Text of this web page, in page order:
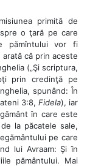
primită de
o ţară pe care
pămîntului vor fi
că prin aceste
(„Şi scriptura,
prin credinţă pe
spunând: În
3:8, Fidela), iar
în care este
la păcatele sale,
pe care
lui Avraam: Şi în
pământului. Mai